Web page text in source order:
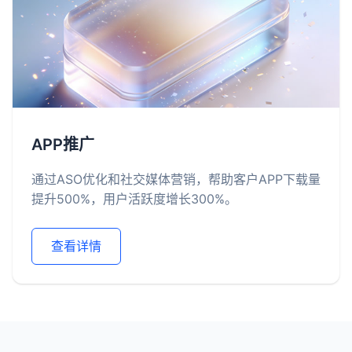
APP推广
通过ASO优化和社交媒体营销，帮助客户APP下载量
提升500%，用户活跃度增长300%。
查看详情